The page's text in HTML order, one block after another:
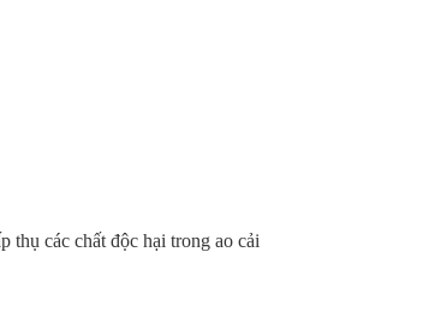
các chất độc hại trong ao cải